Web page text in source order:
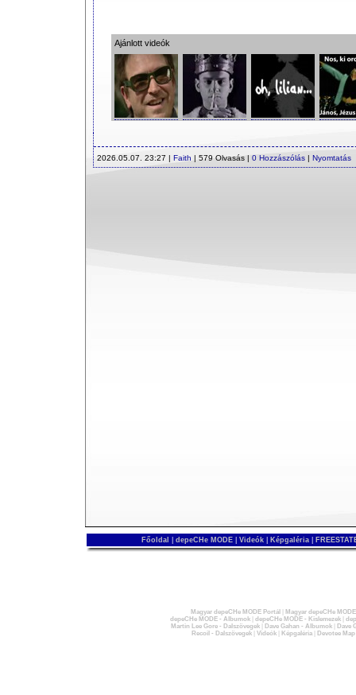
Ajánlott videók
2026.05.07. 23:27 | Faith | 579 Olvasás | 0 Hozzászólás | Nyomtatás
Főoldal depeCHe MODE Videók Képgaléria
Magyar depeCHe MODE Portál
Magyar depeCHe
depeCHe MODE - Albumok| depeCHe MODE - Kislemezek|
Martin Lee Gore - Dalszövegek| Dave Gahan - Albumok|
Dave
Recoil - Dalszövegek| Videók| Képgaléria| Devotee Map